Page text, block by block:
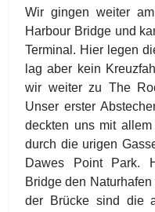
Wir gingen weiter
Harbour Bridge und
Terminal. Hier legen
lag aber kein
wir weiter zu The
Unser erster
deckten uns mit
durch die urigen
Dawes Point Park.
Bridge den
der Brücke sind die